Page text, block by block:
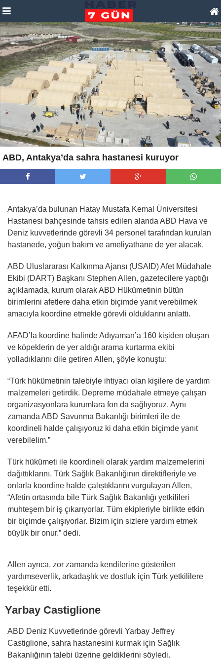
ABD, Antakya’da sahra hastanesi kuruyor
Antakya’da bulunan Hatay Mustafa Kemal Üniversitesi
Hastanesi bahçesinde tahsis edilen alanda ABD Hava ve
Deniz kuvvetlerinde görevli 34 personel tarafından kurulan
hastanede, yoğun bakım ve ameliyathane de yer alacak.
ABD Uluslararası Kalkınma Ajansı (USAID) Afet Müdahale
Ekibi (DART) Başkanı Stephen Allen, gazetecilere yaptığı
açıklamada, kurum olarak ABD Hükümetinin bütün
birimlerini afetlere daha etkin biçimde yanıt verebilmek
amacıyla koordine etmekle görevli olduklarını anlattı.
AFAD’la koordine halinde Adıyaman’a 160 kişiden oluşan
ve köpeklerin de yer aldığı arama kurtarma ekibi
yolladıklarını dile getiren Allen, şöyle konuştu:
“Türk hükümetinin talebiyle ihtiyacı olan kişilere de yardım
malzemeleri getirdik. Depreme müdahale etmeye çalışan
organizasyonlara kurumlara fon da sağlıyoruz. Aynı
zamanda ABD Savunma Bakanlığı birimleri ile de
koordineli halde çalışıyoruz ki daha etkin biçimde yanıt
verebilelim.”
Türk hükümeti ile koordineli olarak yardım malzemelerini
dağıttıklarını, Türk Sağlık Bakanlığının direktifleriyle ve
onlarla koordine halde çalıştıklarını vurgulayan Allen,
“Afetin ortasında bile Türk Sağlık Bakanlığı yetkilileri
muhteşem bir iş çıkarıyorlar. Tüm ekipleriyle birlikte etkin
bir biçimde çalışıyorlar. Bizim için sizlere yardım etmek
büyük bir onur.” dedi.
Allen ayrıca, zor zamanda kendilerine gösterilen
yardımseverlik, arkadaşlık ve dostluk için Türk yetkililere
teşekkür etti.
Yarbay Castiglione
ABD Deniz Kuvvetlerinde görevli Yarbay Jeffrey
Castiglione, sahra hastanesini kurmak için Sağlık
Bakanlığının talebi üzerine geldiklerini söyledi.